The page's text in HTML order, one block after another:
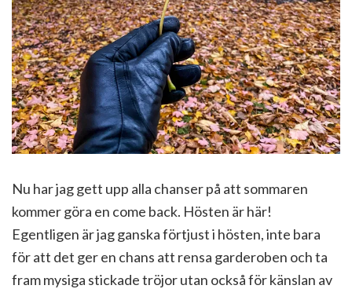
Nu har jag gett upp alla chanser på att sommaren
kommer göra en come back. Hösten är här!
Egentligen är jag ganska förtjust i hösten, inte bara
för att det ger en chans att rensa garderoben och ta
fram mysiga stickade tröjor utan också för känslan av